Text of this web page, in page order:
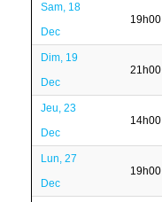
Sam, 18
Dec
19h00
Dim, 19
Dec
21h00
Jeu, 23
Dec
14h00
Lun, 27
Dec
19h00